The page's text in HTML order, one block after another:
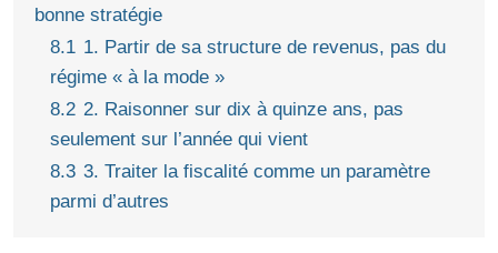
bonne stratégie
8.1 1. Partir de sa structure de revenus, pas du
régime « à la mode »
8.2 2. Raisonner sur dix à quinze ans, pas
seulement sur l’année qui vient
8.3 3. Traiter la fiscalité comme un paramètre
parmi d’autres